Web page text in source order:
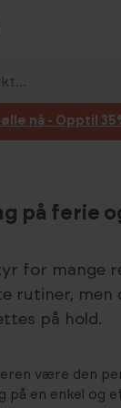
nå - Opptil
på ferie
for mange
rutiner, men
på hold.
være den
på en enkel og